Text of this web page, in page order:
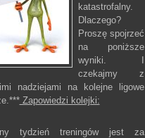
katastrofalny.
Dlaczego?
Proszę spojrzeć
na poniższe
wyniki. I
czekajmy z
nadziejami na kolejne ligowe
***Zapowiedzi kolejki:
tydzień treningów jest za